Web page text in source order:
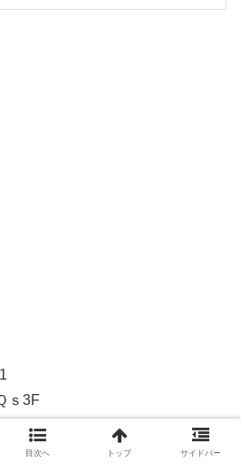
ｓ3F
まで（日曜日は16:30まで）
目次へ トップ サイドバー